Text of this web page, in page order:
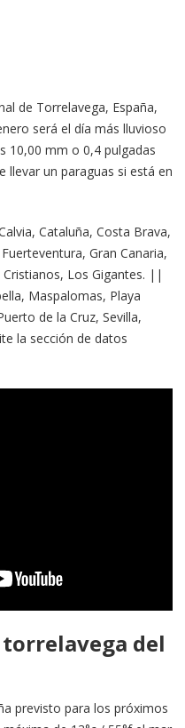
de Torrelavega, España,
será el día más lluvioso
10,00 mm o 0,4 pulgadas
llevar un paraguas si está en
Cataluña, Costa Brava,
Gran Canaria,
Los Gigantes. ||
Maspalomas, Playa
de la Cruz, Sevilla,
la sección de datos
del
previsto para los próximos